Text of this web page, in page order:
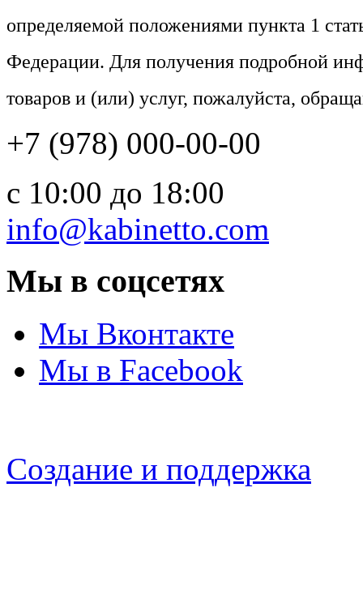
определяемой положениями пункта 1
Федерации. Для получения подробной
товаров и (или) услуг, пожалуйста,
+7 (978) 000-00-00
c 10:00 до 18:00
info@kabinetto.com
Мы в соцсетях
Мы Вконтакте
Мы в Facebook
Создание и поддержка